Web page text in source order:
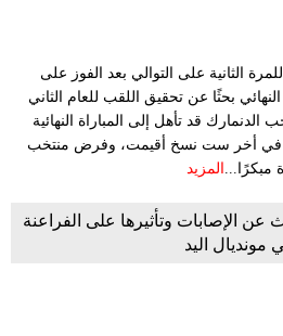
الثانية على التوالي بعد الفوز على
35-33 في نصف النهائي بحثًا عن تحقيق اللقب للعام الثاني
قد تأهل إلى المباراة النهائية
في أخر ست نسخ أقيمت، وفرض منتخب
مبكرًا...
المزيد
الإصابات وتأثيرها على الفراعنة
مونديال اليد